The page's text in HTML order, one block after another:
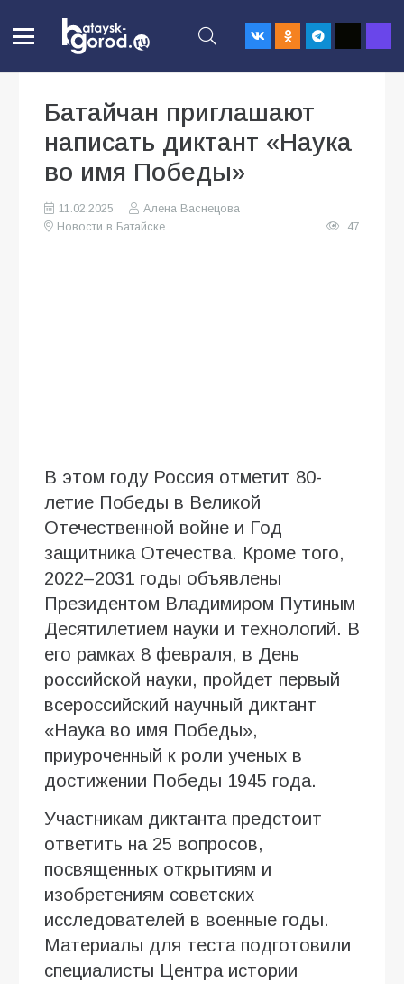
Батайчан приглашают
написать диктант «Наука
во имя Победы»
11.02.2025
Алена Васнецова
Новости в Батайске
47
В этом году Россия отметит 80-
летие Победы в Великой
Отечественной войне и Год
защитника Отечества. Кроме того,
2022–2031 годы объявлены
Президентом Владимиром Путиным
Десятилетием науки и технологий. В
его рамках 8 февраля, в День
российской науки, пройдет первый
всероссийский научный диктант
«Наука во имя Победы»,
приуроченный к роли ученых в
достижении Победы 1945 года.
Участникам диктанта предстоит
ответить на 25 вопросов,
посвященных открытиям и
изобретениям советских
исследователей в военные годы.
Материалы для теста подготовили
специалисты Центра истории